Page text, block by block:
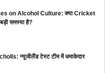
on Alcohol Culture: क्या Cricket
समस्या है?
न्यूजीलैंड टेस्ट टीम में धमाकेदार